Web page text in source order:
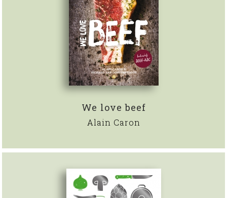
We love beef
Alain Caron